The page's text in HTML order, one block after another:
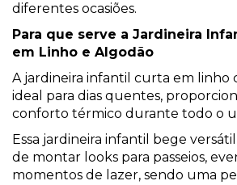
diferentes ocasiões.
Para que serve a Jardineira
em Linho e Algodão
A jardineira infantil curta em linho
ideal para dias quentes,
conforto térmico durante todo o
Essa jardineira infantil bege
de montar looks para passeios,
momentos de lazer, sendo uma